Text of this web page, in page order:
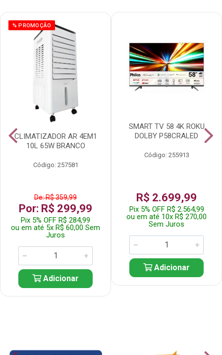
% PROMOÇÃO
CLIMATIZADOR AR 4EM1
10L 65W BRANCO
Código: 257581
De: R$ 359,99
Por: R$ 299,99
Pix 5% OFF R$ 284,99
ou em até 5x R$ 60,00 Sem
Juros
Adicionar
SMART TV 58 4K ROKU
DOLBY P58CRALED
Código: 255913
R$ 2.699,99
Pix 5% OFF R$ 2.564,99
ou em até 10x R$ 270,00
Sem Juros
Adicionar